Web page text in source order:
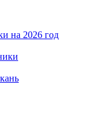
на 2026 год